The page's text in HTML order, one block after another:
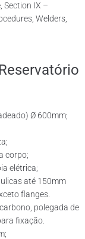
Section IX –
Welders,
Ø 600mm;
corpo;
elétrica;
até 150mm
flanges.
polegada de
fixação.